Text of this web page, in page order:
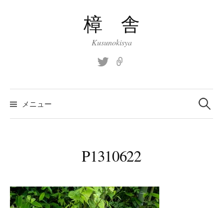
ス
キ
樟 舎
Kusunokisya
Twitter
メニュー
検
索:
P1310622